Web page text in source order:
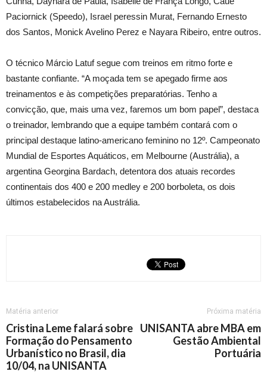
Paciornick (Speedo), Israel peressin Murat, Fernando Ernesto
dos Santos, Monick Avelino Perez e Nayara Ribeiro, entre outros.
O técnico Márcio Latuf segue com treinos em ritmo forte e
bastante confiante. “A moçada tem se apegado firme aos
treinamentos e às competições preparatórias. Tenho a
convicção, que, mais uma vez, faremos um bom papel”, destaca
o treinador, lembrando que a equipe também contará com o
principal destaque latino-americano feminino no 12º. Campeonato
Mundial de Esportes Aquáticos, em Melbourne (Austrália), a
argentina Georgina Bardach, detentora dos atuais recordes
continentais dos 400 e 200 medley e 200 borboleta, os dois
últimos estabelecidos na Austrália.
Matéria anterior
Cristina Leme falará sobre
Formação do Pensamento
Urbanístico no Brasil, dia
10/04, na UNISANTA
Próxima matéria
UNISANTA abre MBA em
Gestão Ambiental
Portuária